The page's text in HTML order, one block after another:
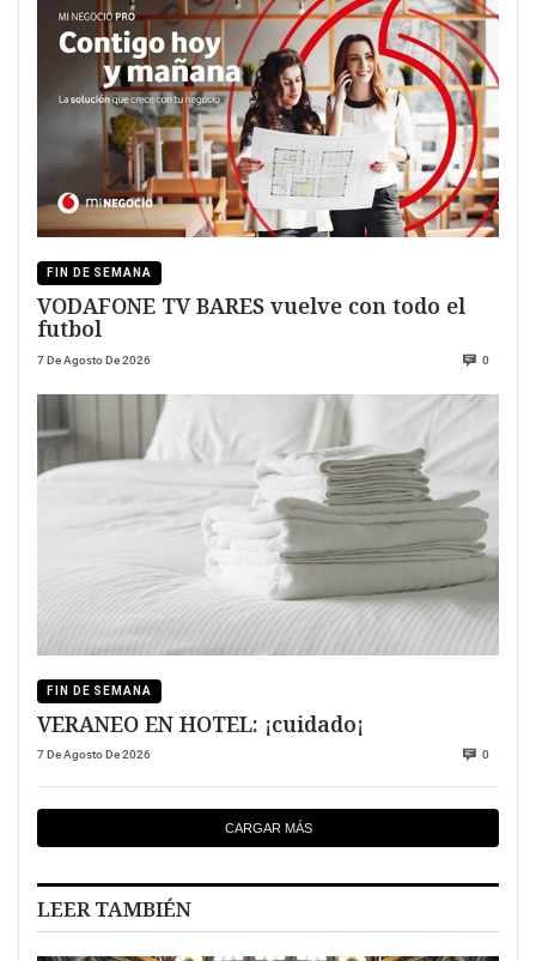
FIN DE SEMANA
VODAFONE TV BARES vuelve con todo el
futbol
7 De Agosto De 2026 0
FIN DE SEMANA
VERANEO EN HOTEL: ¡cuidado¡
7 De Agosto De 2026 0
CARGAR MÁS
LEER TAMBIÉN